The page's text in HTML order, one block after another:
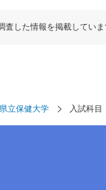
査した情報を掲載してい
立保健大学 入試科目